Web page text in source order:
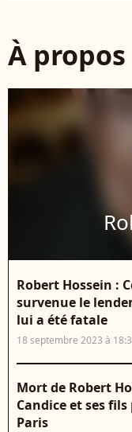
À
Robert Hossein :
survenue le
lui a été fatale
18 septembre 2023 à
Mort de Robert
Candice et ses
Paris